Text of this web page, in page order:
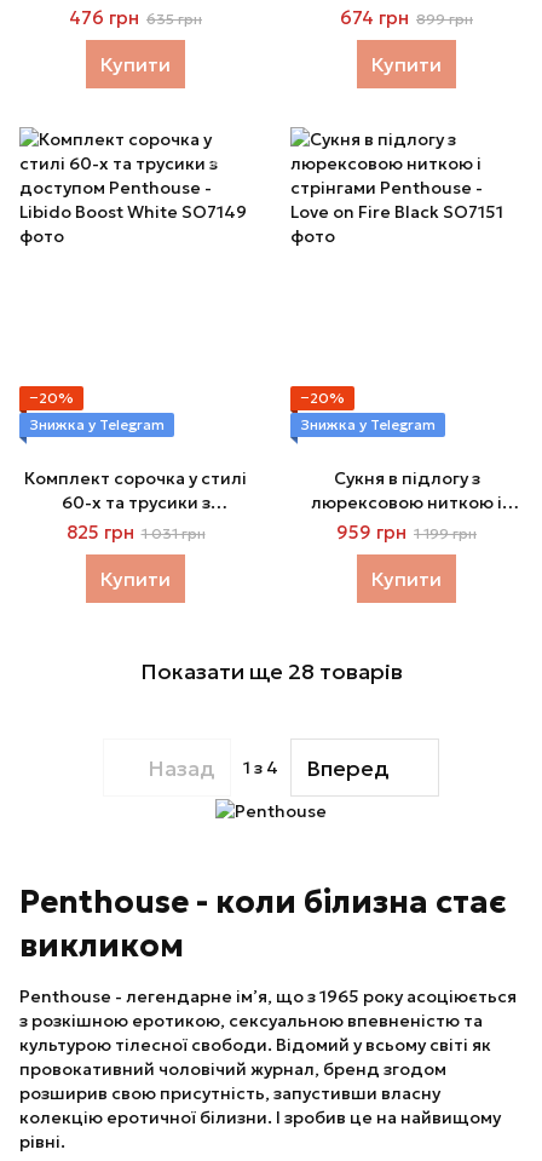
відкритим доступом, L/XL
476 грн 635 грн
Купити
Penthouse - Earth-Shaker
White
674 грн 899 грн
Купити
−20%
Знижка у Telegram
Комплект сорочка у стилі
60-х та трусики з
доступом Penthouse -
Libido Boost White
825 грн 1 031 грн
Купити
−20%
Знижка у Telegram
Сукня в підлогу з
люрексовою ниткою і
стрінгами Penthouse -
Love on Fire Black
959 грн 1 199 грн
Купити
Показати ще 28 товарів
Назад 1 з 4 Вперед
Penthouse - коли білизна стає
викликом
Penthouse - легендарне ім’я, що з 1965 року асоціюється
з розкішною еротикою, сексуальною впевненістю та
культурою тілесної свободи. Відомий у всьому світі як
провокативний чоловічий журнал, бренд згодом
розширив свою присутність, запустивши власну
колекцію еротичної білизни. І зробив це на найвищому
рівні.